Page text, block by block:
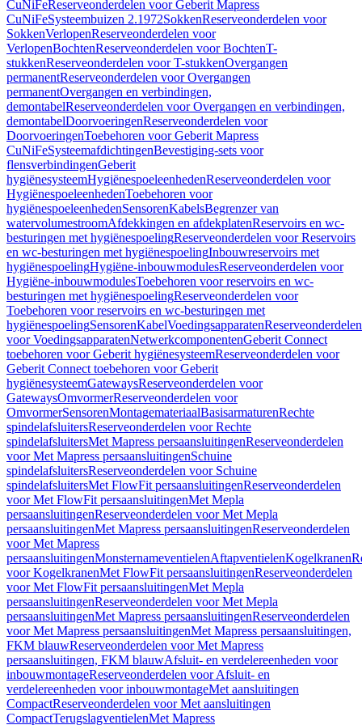
CuNiFeReserveonderdelen voor Geberit Mapress
CuNiFeSysteembuizen 2.1972SokkenReserveonderdelen voor
SokkenVerlopenReserveonderdelen voor
VerlopenBochtenReserveonderdelen voor BochtenT-
stukkenReserveonderdelen voor T-stukkenOvergangen
permanentReserveonderdelen voor Overgangen
permanentOvergangen en verbindingen,
demontabelReserveonderdelen voor Overgangen en verbindingen,
demontabelDoorvoeringenReserveonderdelen voor
DoorvoeringenToebehoren voor Geberit Mapress
CuNiFeSysteemafdichtingenBevestiging-sets voor
flensverbindingenGeberit
hygiënesysteemHygiënespoeleenhedenReserveonderdelen voor
HygiënespoeleenhedenToebehoren voor
hygiënespoeleenhedenSensorenKabelsBegrenzer van
watervolumestroomAfdekkingen en afdekplatenReservoirs en wc-
besturingen met hygiënespoelingReserveonderdelen voor Reservoirs
en wc-besturingen met hygiënespoelingInbouwreservoirs met
hygiënespoelingHygiëne-inbouwmodulesReserveonderdelen voor
Hygiëne-inbouwmodulesToebehoren voor reservoirs en wc-
besturingen met hygiënespoelingReserveonderdelen voor
Toebehoren voor reservoirs en wc-besturingen met
hygiënespoelingSensorenKabelVoedingsapparatenReserveonderdelen
voor VoedingsapparatenNetwerkcomponentenGeberit Connect
toebehoren voor Geberit hygiënesysteemReserveonderdelen voor
Geberit Connect toebehoren voor Geberit
hygiënesysteemGatewaysReserveonderdelen voor
GatewaysOmvormerReserveonderdelen voor
OmvormerSensorenMontagemateriaalBasisarmaturenRechte
spindelafsluitersReserveonderdelen voor Rechte
spindelafsluitersMet Mapress persaansluitingenReserveonderdelen
voor Met Mapress persaansluitingenSchuine
spindelafsluitersReserveonderdelen voor Schuine
spindelafsluitersMet FlowFit persaansluitingenReserveonderdelen
voor Met FlowFit persaansluitingenMet Mepla
persaansluitingenReserveonderdelen voor Met Mepla
persaansluitingenMet Mapress persaansluitingenReserveonderdelen
voor Met Mapress
persaansluitingenMonsternameventielenAftapventielenKogelkranen
voor KogelkranenMet FlowFit persaansluitingenReserveonderdelen
voor Met FlowFit persaansluitingenMet Mepla
persaansluitingenReserveonderdelen voor Met Mepla
persaansluitingenMet Mapress persaansluitingenReserveonderdelen
voor Met Mapress persaansluitingenMet Mapress persaansluitingen,
FKM blauwReserveonderdelen voor Met Mapress
persaansluitingen, FKM blauwAfsluit- en verdelereenheden voor
inbouwmontageReserveonderdelen voor Afsluit- en
verdelereenheden voor inbouwmontageMet aansluitingen
CompactReserveonderdelen voor Met aansluitingen
CompactTerugslagventielenMet Mapress